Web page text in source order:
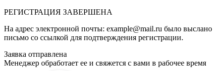
РЕГИСТРАЦИЯ ЗАВЕРШЕНА
На адрес электронной почты: example@mail.ru было выслано
письмо со ссылкой для подтверждения регистрации.
Заявка отправлена
Менеджер обработает ее и свяжется с вами в рабочее время